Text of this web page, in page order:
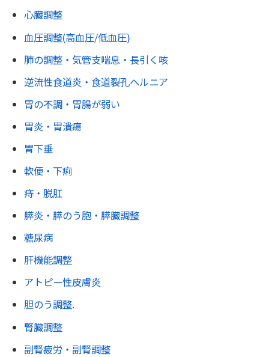
心臓調整
血圧調整(高血圧/低血圧)
肺の調整・気管支喘息・長引く咳
逆流性食道炎・食道裂孔ヘルニア
胃の不調・胃腸が弱い
胃炎・胃潰瘍
胃下垂
軟便・下痢
痔・脱肛
膵炎・膵のう胞・膵臓調整
糖尿病
肝機能調整
アトピー性皮膚炎
胆のう調整.
腎臓調整
副腎疲労・副腎調整